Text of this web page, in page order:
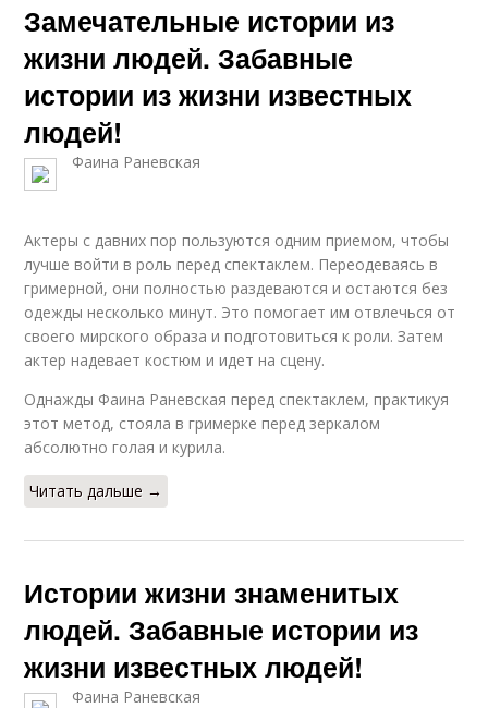
Замечательные истории из
жизни людей. Забавные
истории из жизни известных
людей!
Фаина Раневская
Актеры с давних пор пользуются одним приемом, чтобы
лучше войти в роль перед спектаклем. Переодеваясь в
гримерной, они полностью раздеваются и остаются без
одежды несколько минут. Это помогает им отвлечься от
своего мирского образа и подготовиться к роли. Затем
актер надевает костюм и идет на сцену.
Однажды Фаина Раневская перед спектаклем, практикуя
этот метод, стояла в гримерке перед зеркалом
абсолютно голая и курила.
Читать дальше →
Истории жизни знаменитых
людей. Забавные истории из
жизни известных людей!
Фаина Раневская